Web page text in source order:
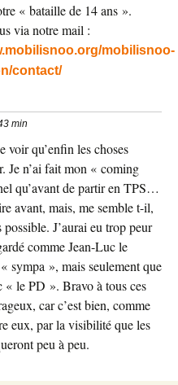
« bataille de 14 ans ».
via notre mail :
mobilisnoo-
contact/
min
voir qu’enfin les choses
Je n’ai fait mon « coming
qu’avant de partir en TPS…
avant, mais, me semble t-il,
possible. J’aurai eu trop peur
comme Jean-Luc le
sympa », mais seulement que
« le PD ». Bravo à tous ces
car c’est bien, comme
eux, par la visibilité que les
peu à peu.